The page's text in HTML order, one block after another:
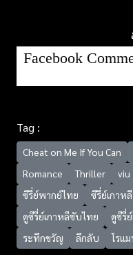
Facebook
Tag :
Cheat on Me If You Can
Romance
Thriller viu
ซีรี่ย์พากย์ไทย
ซีรี่ย์เกาหลี
ดูซีรี่ย์เกาหลีซับไทย
ดูซีรี่
ระทึกขวัญ
ลึกลับ โรแ